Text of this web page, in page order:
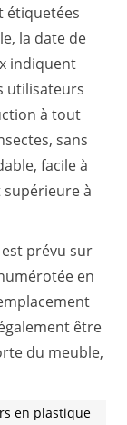
étiquetées
la date de
indiquent
utilisateurs
à tout
sans
facile à
à
prévu sur
en
être
du meuble,